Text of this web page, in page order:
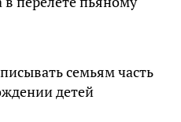
семьям часть
детей